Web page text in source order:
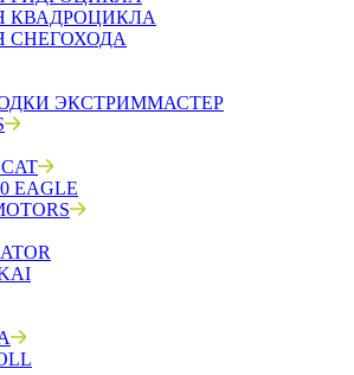
КВАДРОЦИКЛА
СНЕГОХОДА
ЭКСТРИММАСТЕР
EAGLE